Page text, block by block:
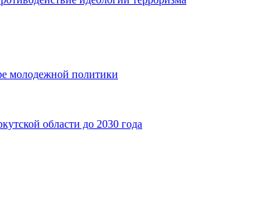
молодежной политики
области до 2030 года